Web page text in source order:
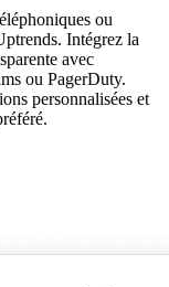
ou
Intégrez la
avec
ou PagerDuty.
personnalisées et